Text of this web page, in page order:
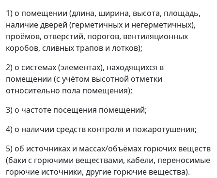
1) о помещении (длина, ширина, высота, площадь,
наличие дверей (герметичных и негерметичных),
проёмов, отверстий, порогов, вентиляционных
коробов, сливных трапов и лотков);
2) о системах (элементах), находящихся в
помещении (с учётом высотной отметки
относительно пола помещения);
3) о частоте посещения помещений;
4) о наличии средств контроля и пожаротушения;
5) об источниках и массах/объёмах горючих веществ
(баки с горючими веществами, кабели, переносимые
горючие источники, другие горючие вещества).